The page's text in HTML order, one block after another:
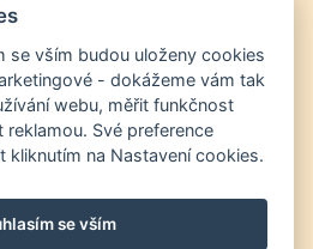
duše a prostor Odvod
a očista prostor od entit
poradna Světelný
a chanelling
552 856
se vším budou uloženy cookies
- dokážeme vám tak
webu, měřit funkčnost
Své preference
kliknutím na Nastavení cookies.
se vším